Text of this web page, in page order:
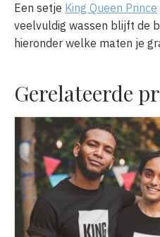
Een setje King Queen Prince
veelvuldig wassen blijft de
hieronder welke maten je
Gerelateerde